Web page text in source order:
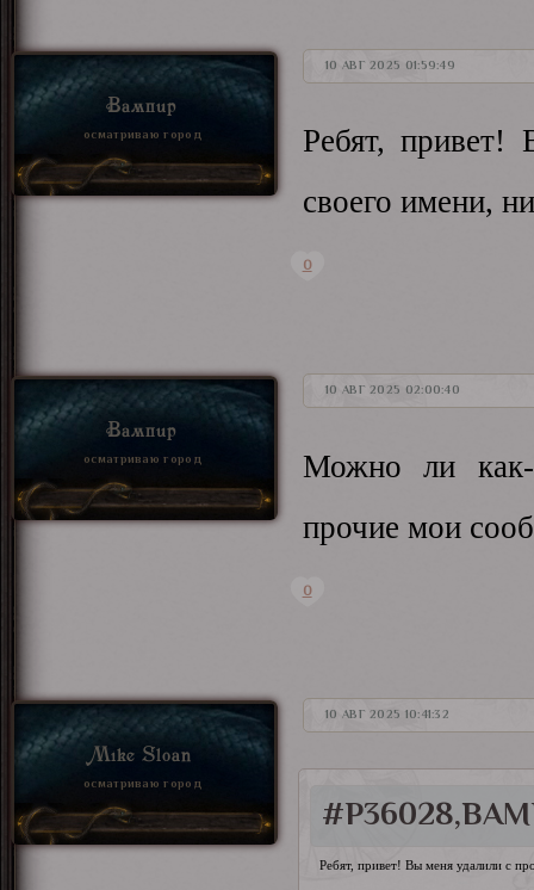
10 АВГ 2025 01:59:49
Вампир
осматриваю город
Ребят,
своего имени,
0
10 АВГ 2025 02:00:40
Вампир
осматриваю город
Можно ли как-
прочие мои
0
10 АВГ 2025 10:41:32
Mike Sloan
осматриваю город
Ребят, привет! Вы меня удалили с